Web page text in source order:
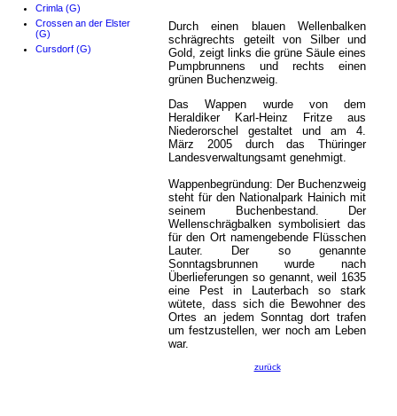
Crimla (G)
Crossen an der Elster
(G)
Cursdorf (G)
Durch einen blauen Wellenbalken
schrägrechts geteilt von Silber und
Gold, zeigt links die grüne Säule eines
Pumpbrunnens und rechts einen
grünen Buchenzweig.
Das Wappen wurde von dem
Heraldiker Karl-Heinz Fritze aus
Niederorschel gestaltet und am 4.
März 2005 durch das Thüringer
Landesverwaltungsamt genehmigt.
Wappenbegründung: Der Buchenzweig
steht für den Nationalpark Hainich mit
seinem Buchenbestand. Der
Wellenschrägbalken symbolisiert das
für den Ort namengebende Flüsschen
Lauter. Der so genannte
Sonntagsbrunnen wurde nach
Überlieferungen so genannt, weil 1635
eine Pest in Lauterbach so stark
wütete, dass sich die Bewohner des
Ortes an jedem Sonntag dort trafen
um festzustellen, wer noch am Leben
war.
zurück